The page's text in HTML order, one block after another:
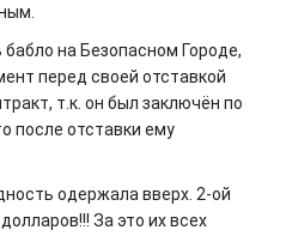
на Безопасном Городе,
перед своей отставкой
т.к. он был заключён по
после отставки ему
одержала вверх. 2-ой
За это их всех